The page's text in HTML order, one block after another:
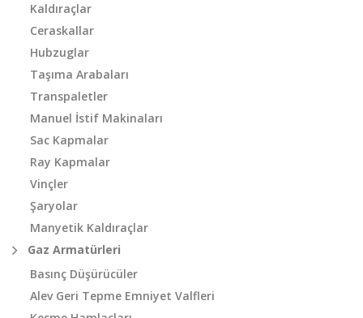
Kaldıraçlar
Ceraskallar
Hubzuglar
Taşıma Arabaları
Transpaletler
Manuel İstif Makinaları
Sac Kapmalar
Ray Kapmalar
Vinçler
Şaryolar
Manyetik Kaldıraçlar
Gaz Armatürleri
Basınç Düşürücüler
Alev Geri Tepme Emniyet Valfleri